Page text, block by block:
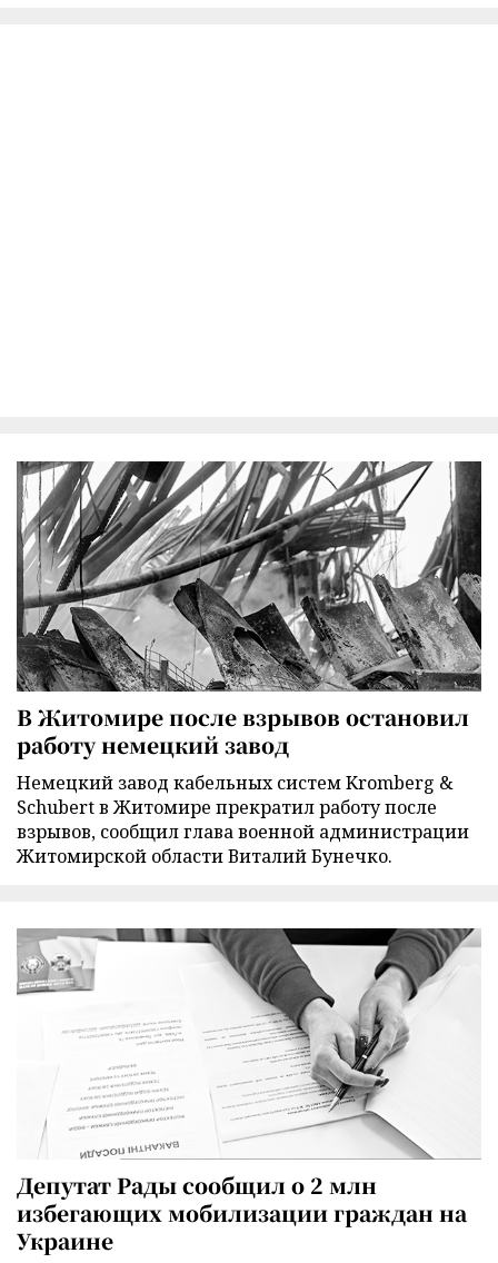
В Житомире после взрывов остановил
работу немецкий завод
Немецкий завод кабельных систем Kromberg &
Schubert в Житомире прекратил работу после
взрывов, сообщил глава военной администрации
Житомирской области Виталий Бунечко.
Депутат Рады сообщил о 2 млн
избегающих мобилизации граждан на
Украине